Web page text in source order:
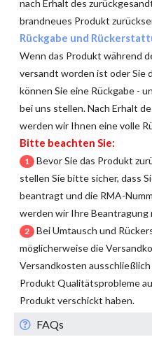
nach Erhalt des
brandneues Produkt
Rückgabe und
Wenn das Produkt während
versandt worden ist oder Sie
können Sie eine Rückgabe -
bei uns stellen. Nach Erhalt
werden wir Ihnen eine volle
Bitte beachten Sie:
1
Bevor Sie das Produkt
stellen Sie bitte sicher, dass
beantragt und die RMA-
werden wir Ihre Beantragung
2
Bei Umtausch und
möglicherweise die
Versandkosten
Produkt Qualitätsprobleme
Produkt verschickt haben.
FAQs